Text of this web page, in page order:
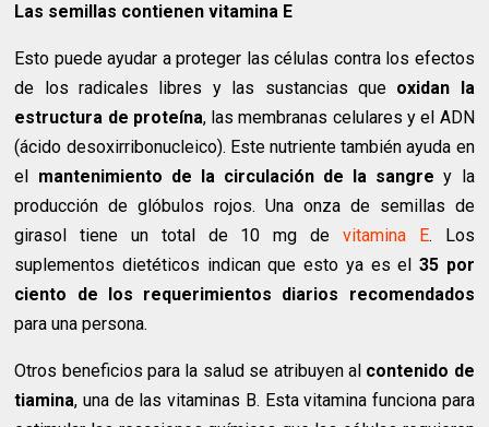
Las semillas contienen vitamina E
Esto puede ayudar a proteger las células contra los efectos
de los radicales libres y las sustancias que oxidan la
estructura de proteína, las membranas celulares y el ADN
(ácido desoxirribonucleico). Este nutriente también ayuda en
el mantenimiento de la circulación de la sangre y la
producción de glóbulos rojos. Una onza de semillas de
girasol tiene un total de 10 mg de vitamina E. Los
suplementos dietéticos indican que esto ya es el 35 por
ciento de los requerimientos diarios recomendados
para una persona.
Otros beneficios para la salud se atribuyen al contenido de
tiamina, una de las vitaminas B. Esta vitamina funciona para